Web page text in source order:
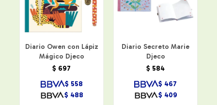
Diario Owen con Lápiz
Mágico Djeco
$ 697
$ 488
$ 558
Diario Secreto Marie
Djeco
$ 584
$ 409
$ 467